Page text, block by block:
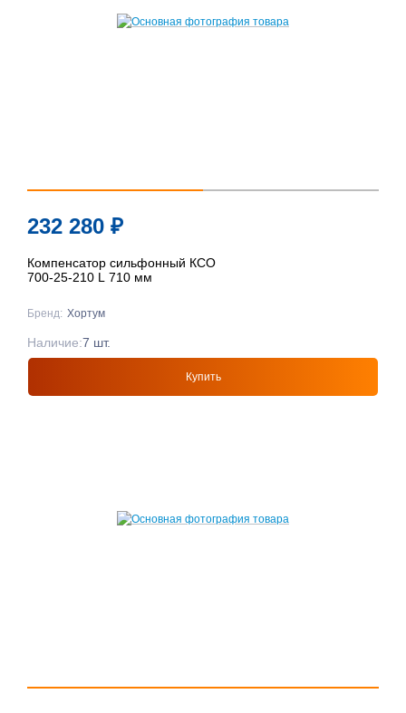
232 280 ₽
Компенсатор сильфонный КСО
700-25-210 L 710 мм
Бренд: Хортум
Купить
Наличие:7 шт.